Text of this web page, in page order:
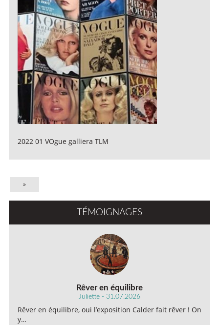
2022 01 VOgue galliera TLM
»
TÉMOIGNAGES
Rêver en équilibre
Juliette - 31.07.2026
Rêver en équilibre, oui l’exposition Calder fait rêver ! On
y…